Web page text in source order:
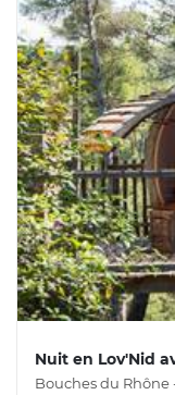
Nuit en Lov'Nid
Bouches du Rhône